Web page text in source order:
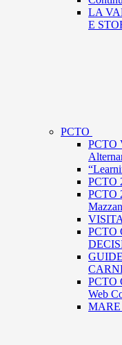
LA
E
PCTO
PCTO
PCTO
PCTO
PCTO
PCTO
Web
MARE